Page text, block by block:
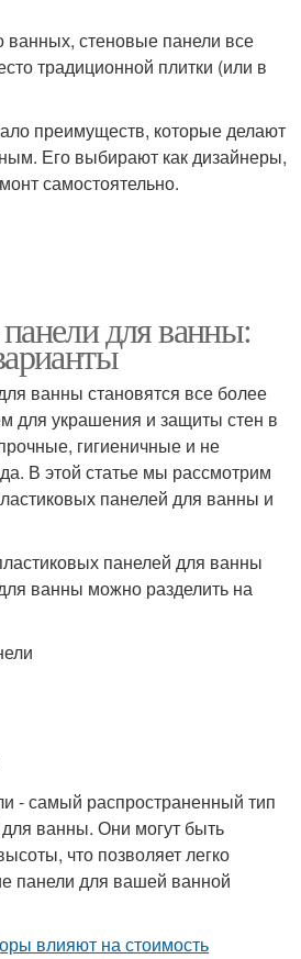
ванных, стеновые панели все
традиционной плитки (или в
преимуществ, которые делают
Его выбирают как дизайнеры,
самостоятельно.
для ванны:
ванны становятся все более
для украшения и защиты стен в
гигиеничные и не
В этой статье мы рассмотрим
панелей для ванны и
панелей для ванны
ванны можно разделить на
- самый распространенный тип
ванны. Они могут быть
что позволяет легко
панели для вашей ванной